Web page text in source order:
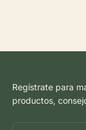
Regístrate para
productos,